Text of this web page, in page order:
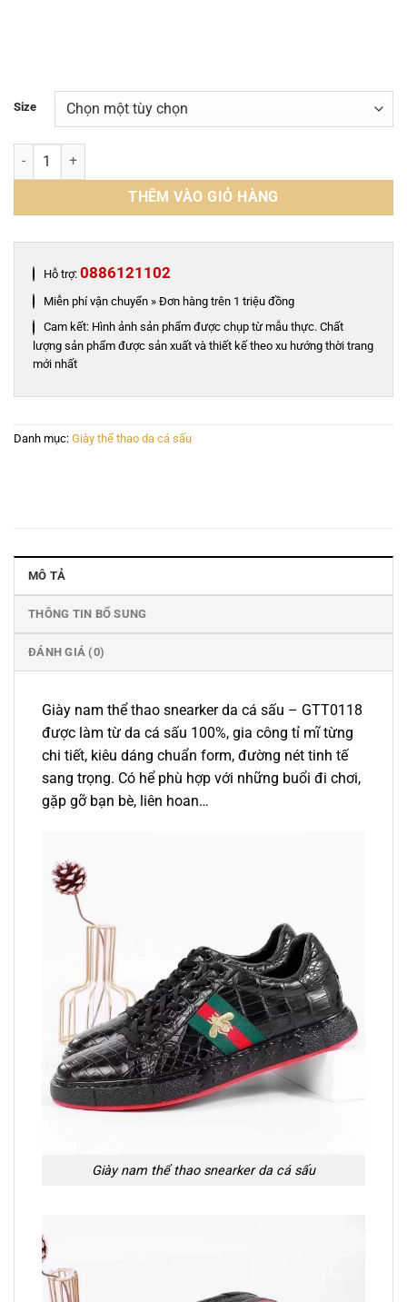
Size
Giày nam thể thao snearker da cá sấu - GTT0118 số lượng
THÊM VÀO GIỎ HÀNG
Hỗ trợ: 0886121102
Miễn phí vận chuyển » Đơn hàng trên 1 triệu đồng
Cam kết: Hình ảnh sản phẩm được chụp từ mẫu thực. Chất
lượng sản phẩm được sản xuất và thiết kế theo xu hướng thời trang
mới nhất
Danh mục: Giày thể thao da cá sấu
MÔ TẢ
THÔNG TIN BỔ SUNG
ĐÁNH GIÁ (0)
Giày nam thể thao snearker da cá sấu – GTT0118
được làm từ da cá sấu 100%, gia công tỉ mĩ từng
chi tiết, kiêu dáng chuẩn form, đường nét tinh tế
sang trọng. Có hể phù hợp với những buổi đi chơi,
gặp gỡ bạn bè, liên hoan…
Giày nam thể thao snearker da cá sấu